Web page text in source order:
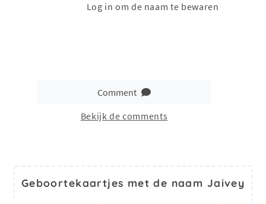
Log in om de naam te bewaren
Comment
Bekijk de comments
Geboortekaartjes met de naam Jaivey